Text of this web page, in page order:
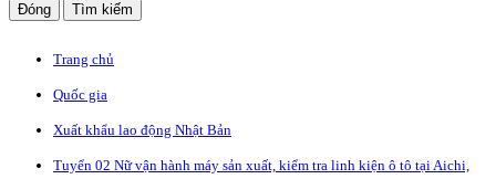
Đóng Tìm kiếm
Trang chủ
Quốc gia
Xuất khẩu lao động Nhật Bản
Tuyển 02 Nữ vận hành máy sản xuất, kiểm tra linh kiện ô tô tại Aichi,